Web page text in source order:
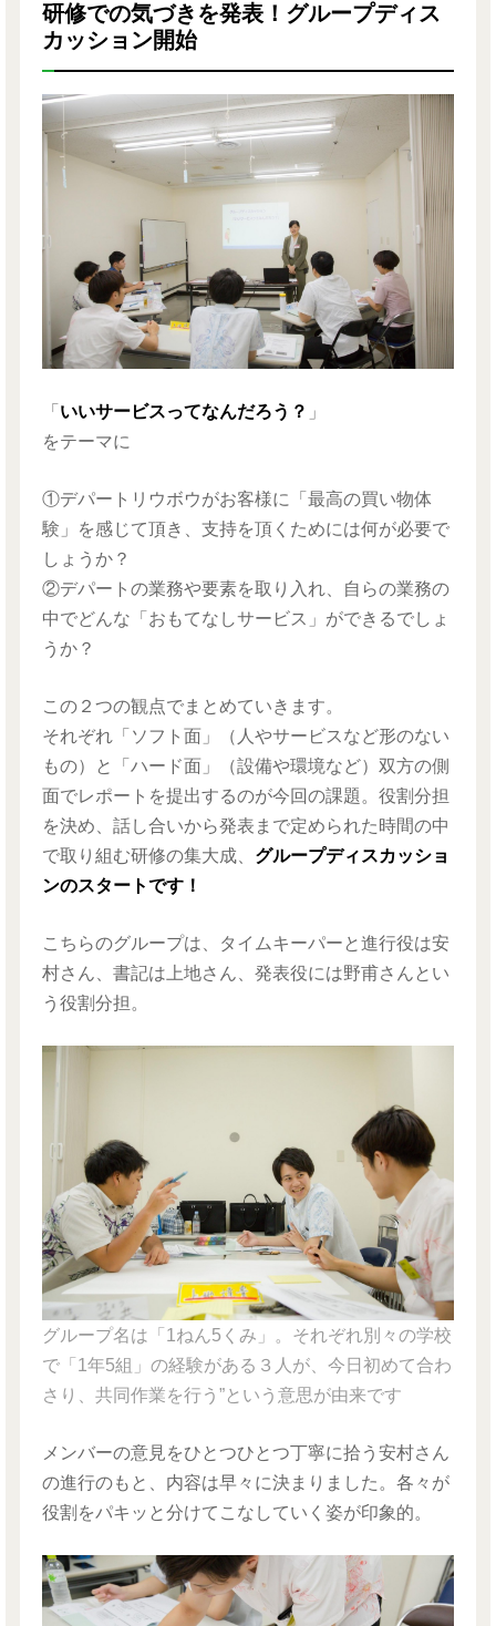
研修での気づきを発表！グループディス
カッション開始
「 いいサービスってなんだろう？ 」
をテーマに
①デパートリウボウがお客様に「最高の買い物体
験」を感じて頂き、支持を頂くためには何が必要で
しょうか？
②デパートの業務や要素を取り入れ、自らの業務の
中でどんな「おもてなしサービス」ができるでしょ
うか？
この２つの観点でまとめていきます。
それぞれ「ソフト面」（人やサービスなど形のない
もの）と「ハード面」（設備や環境など）双方の側
面でレポートを提出するのが今回の課題。役割分担
を決め、話し合いから発表まで定められた時間の中
で取り組む研修の集大成、 グループディスカッショ
ンのスタートです！
こちらのグループは、タイムキーパーと進行役は安
村さん、書記は上地さん、発表役には野甫さんとい
う役割分担。
グループ名は「1ねん5くみ」。それぞれ別々の学校
で「1年5組」の経験がある３人が、今日初めて合わ
さり、共同作業を行う”という意思が由来です
メンバーの意見をひとつひとつ丁寧に拾う安村さん
の進行のもと、内容は早々に決まりました。各々が
役割をパキッと分けてこなしていく姿が印象的。